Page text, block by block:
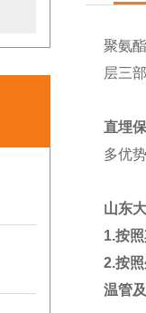
聚氨
层三
直埋
多优
山东
1.按
2.按
温管